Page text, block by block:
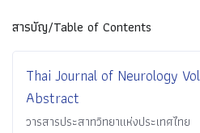
สารบัญ/Table of Contents
Thai Journal of Neurology
Abstract
วารสารประสาทวิทยาแห่งประเทศไทย